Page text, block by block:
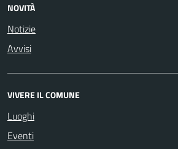
NOVITÀ
Notizie
Avvisi
VIVERE IL COMUNE
Luoghi
Eventi